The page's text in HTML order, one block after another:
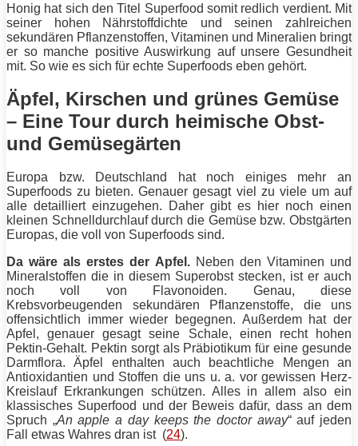
Honig hat sich den Titel Superfood somit redlich verdient. Mit
seiner hohen Nährstoffdichte und seinen zahlreichen
sekundären Pflanzenstoffen, Vitaminen und Mineralien bringt
er so manche positive Auswirkung auf unsere Gesundheit
mit. So wie es sich für echte Superfoods eben gehört.
Äpfel, Kirschen und grünes Gemüse
– Eine Tour durch heimische Obst-
und Gemüsegärten
Europa bzw. Deutschland hat noch einiges mehr an
Superfoods zu bieten. Genauer gesagt viel zu viele um auf
alle detailliert einzugehen. Daher gibt es hier noch einen
kleinen Schnelldurchlauf durch die Gemüse bzw. Obstgärten
Europas, die voll von Superfoods sind.
Da wäre als erstes der Apfel.Neben den Vitaminen und
Mineralstoffen die in diesem Superobst stecken, ist er auch
noch voll von Flavonoiden. Genau, diese
Krebsvorbeugenden sekundären Pflanzenstoffe, die uns
offensichtlich immer wieder begegnen. Außerdem hat der
Apfel, genauer gesagt seine Schale, einen recht hohen
Pektin-Gehalt. Pektin sorgt als Präbiotikum für eine gesunde
Darmflora. Äpfel enthalten auch beachtliche Mengen an
Antioxidantien und Stoffen die uns u. a. vor gewissen Herz-
Kreislauf Erkrankungen schützen. Alles in allem also ein
klassisches Superfood und der Beweis dafür, dass an dem
Spruch „An apple a day keeps the doctor away“ auf jeden
Fall etwas Wahres dran ist (24).